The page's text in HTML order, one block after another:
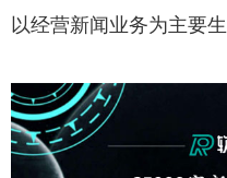
以经营新闻业务为主要